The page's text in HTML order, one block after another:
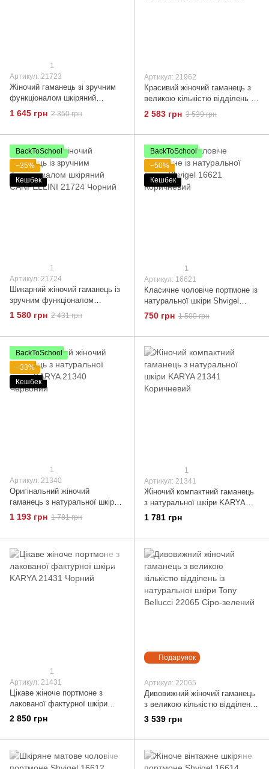
1
Артикул: 21723
Жіночий гаманець зі зручним
функціоналом шкіряний
CANPELLINI 21723 Коричневий
1 645 грн 2 350 грн
Артикул: 21962
Красивий жіночий гаманець з
великою кількістю відділень із
натуральної шкіри Tony
Bellucci 21962 Блакитний
2 583 грн 3 539 грн
BackToSchool
−35%
Кешбек
1
Артикул: 21724
Шикарний жіночий гаманець із
зручним функціоналом
шкіряний CANPELLINI 21724
1 580 грн 2 431 грн
BackToSchool
−50%
Кешбек
1
Артикул: 16621
Класичне чоловіче портмоне із
натуральної шкіри Shvigel
16621 Коричневий
750 грн 1 500 грн
BackToSchool
−33%
Кешбек
1
Артикул: 21340
Оригінальний жіночий
гаманець з натуральної шкіри
KARYA 21340 Червоний
1 193 грн 1 781 грн
1
Артикул: 21341
Жіночий компактний гаманець
з натуральної шкіри KARYA
21341 Коричневий
1 781 грн
1
Артикул: 21431
Цікаве жіноче портмоне з
лакованої фактурної шкіри
KARYA 21431 Чорний
2 850 грн
Подарунок
Артикул: 22065
Дивовижний жіночий гаманець
з великою кількістю відділень
із натуральної шкіри Tony
Bellucci 22065 Сіро-зелений
3 539 грн